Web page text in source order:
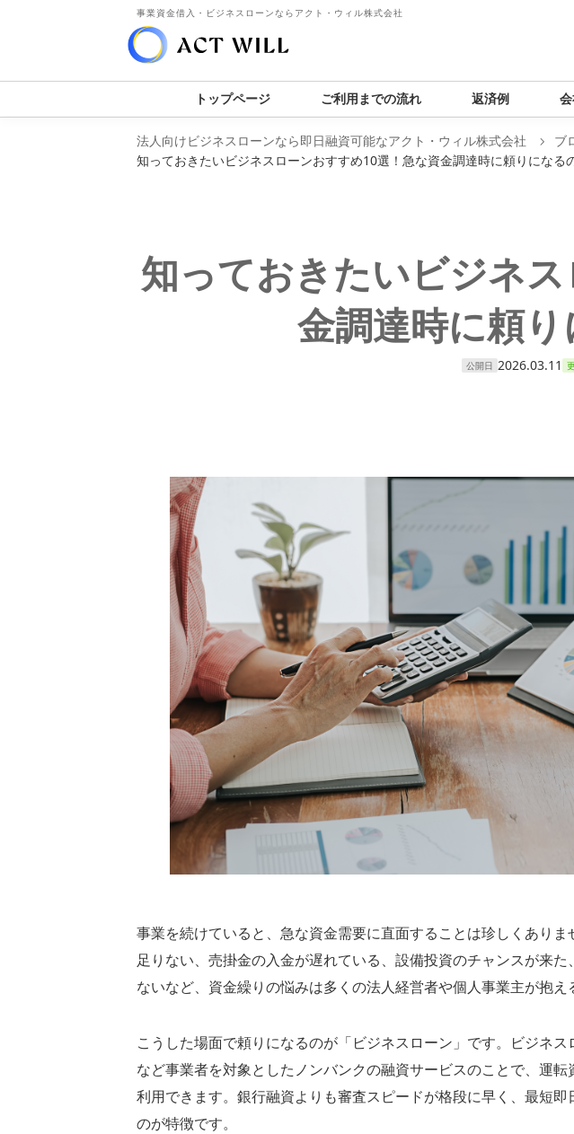
事業資金借入・ビジネスローンならアクト・ウィル株式会社
トップページ ご利用までの流れ 返済例
法人向けビジネスローンなら即日融資可能なアクト・ウィル株式会社 ブ
知っておきたいビジネスローンおすすめ10選！急な資金調達時に頼りになる
知っておきたいビジネ
金調達時に頼
公開日 2026.03.11
事業を続けていると、急な資金需要に直面することは珍しくあり
足りない、売掛金の入金が遅れている、設備投資のチャンスが来
ないなど、資金繰りの悩みは多くの法人経営者や個人事業主が抱え
こうした場面で頼りになるのが「ビジネスローン」です。ビジネ
など事業者を対象としたノンバンクの融資サービスのことで、運
利用できます。銀行融資よりも審査スピードが格段に早く、最短
のが特徴です。